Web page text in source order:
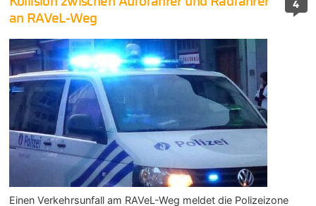
4
an RAVeL-Weg
Einen Verkehrsunfall am RAVeL-Weg meldet die Polizeizone